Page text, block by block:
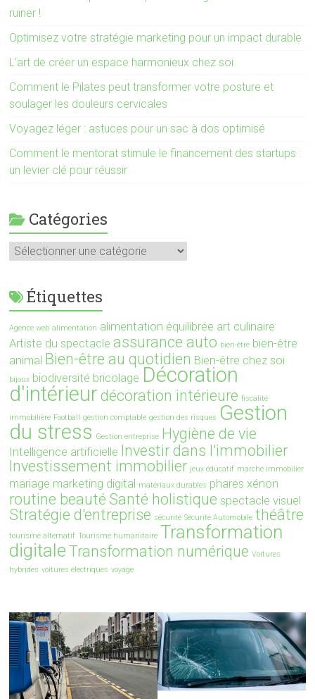
ruiner !
Optimisez votre stratégie marketing pour un impact durable
L’art de créer un espace harmonieux chez soi
Comment le Pilates peut transformer votre posture et
soulager les douleurs cervicales
Voyagez léger : astuces pour un sac à dos optimisé
Comment le mentorat stimule le financement des startups :
un levier clé pour réussir
Catégories
Catégories
Étiquettes
Agence web alimentation alimentation équilibrée art culinaire
Artiste du spectacle assurance auto bien-être bien-être
animal Bien-être au quotidien Bien-être chez soi
bijoux biodiversité bricolage Décoration
d'intérieur décoration intérieure fiscalité
immobilière Football gestion comptable gestion des risques Gestion
du stress Gestion entreprise Hygiène de vie
Intelligence artificielle Investir dans l'immobilier
Investissement immobilier jeux éducatif marché immobilier
mariage marketing digital matériaux durables phares xénon
routine beauté Santé holistique spectacle visuel
Stratégie d'entreprise sécurité Sécurité Automobile théâtre
tourisme alternatif Tourisme humanitaire Transformation
digitale Transformation numérique Voitures
hybrides voitures électriques voyage